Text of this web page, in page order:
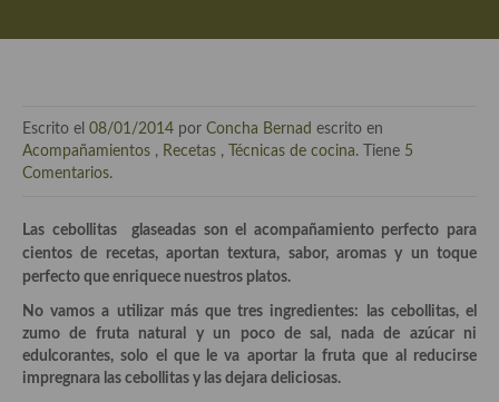
En la mesa: menaje, vajilla, técnicas de emplatado, decoración
Historia de la gastronomía, platos celebres, cocineros, críticos,
historias culinarias y otras cosas
Origen y evolución de la comida
Protocolo y buenas maneras.
Escrito el 08/01/2014 por Concha Bernad escrito en
Acompañamientos , Recetas , Técnicas de cocina. Tiene 5
Comentarios.
Las cebollitas glaseadas son el acompañamiento perfecto para
cientos de recetas, aportan textura, sabor, aromas y un toque
perfecto que enriquece nuestros platos.
No vamos a utilizar más que tres ingredientes: las cebollitas, el
zumo de fruta natural y un poco de sal, nada de azúcar ni
edulcorantes, solo el que le va aportar la fruta que al reducirse
impregnara las cebollitas y las dejara deliciosas.